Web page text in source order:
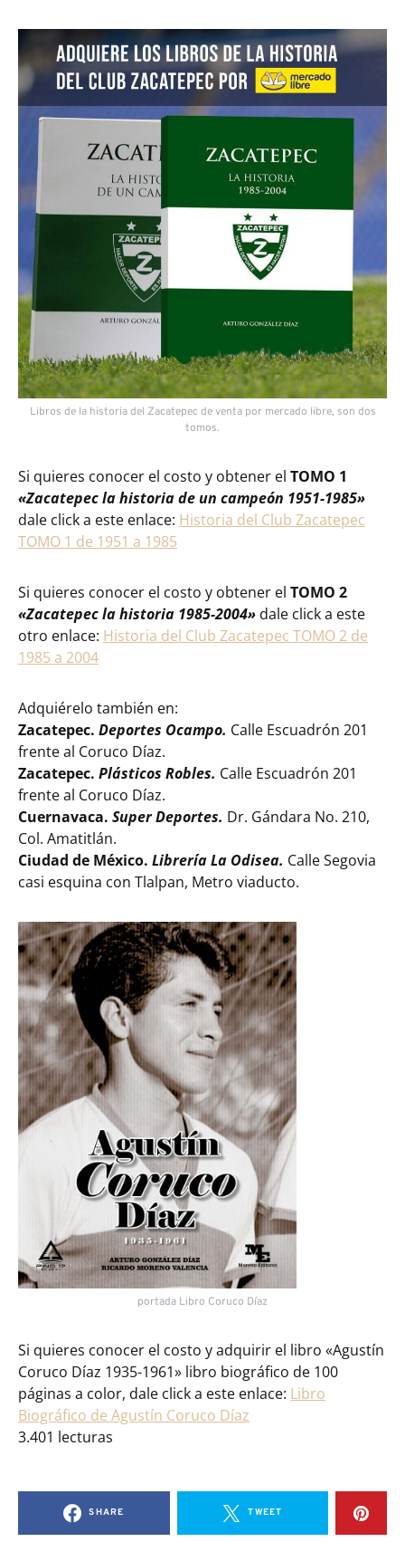
Libros de la historia del Zacatepec de venta por mercado libre, son dos
tomos.
Si quieres conocer el costo y obtener el TOMO 1
«Zacatepec la historia de un campeón 1951-1985»
dale click a este enlace: Historia del Club Zacatepec
TOMO 1 de 1951 a 1985
Si quieres conocer el costo y obtener el TOMO 2
«Zacatepec la historia 1985-2004» dale click a este
otro enlace: Historia del Club Zacatepec TOMO 2 de
1985 a 2004
Adquiérelo también en:
Zacatepec. Deportes Ocampo. Calle Escuadrón 201
frente al Coruco Díaz.
Zacatepec. Plásticos Robles. Calle Escuadrón 201
frente al Coruco Díaz.
Cuernavaca. Super Deportes. Dr. Gándara No. 210,
Col. Amatitlán.
Ciudad de México. Librería La Odisea. Calle Segovia
casi esquina con Tlalpan, Metro viaducto.
portada Libro Coruco Díaz
Si quieres conocer el costo y adquirir el libro «Agustín
Coruco Díaz 1935-1961» libro biográfico de 100
páginas a color, dale click a este enlace: Libro
Biográfico de Agustín Coruco Díaz
3.401 lecturas
SHARE TWEET